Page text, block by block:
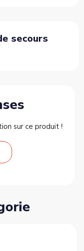
secours
sur ce produit !